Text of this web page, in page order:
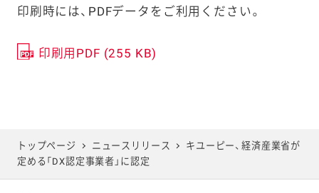
印刷時には、PDFデータをご利用ください。
印刷用PDF (255 KB)
トップページ ニュースリリース
キユーピー、経済産業省が
定める「DX認定事業者」に認定